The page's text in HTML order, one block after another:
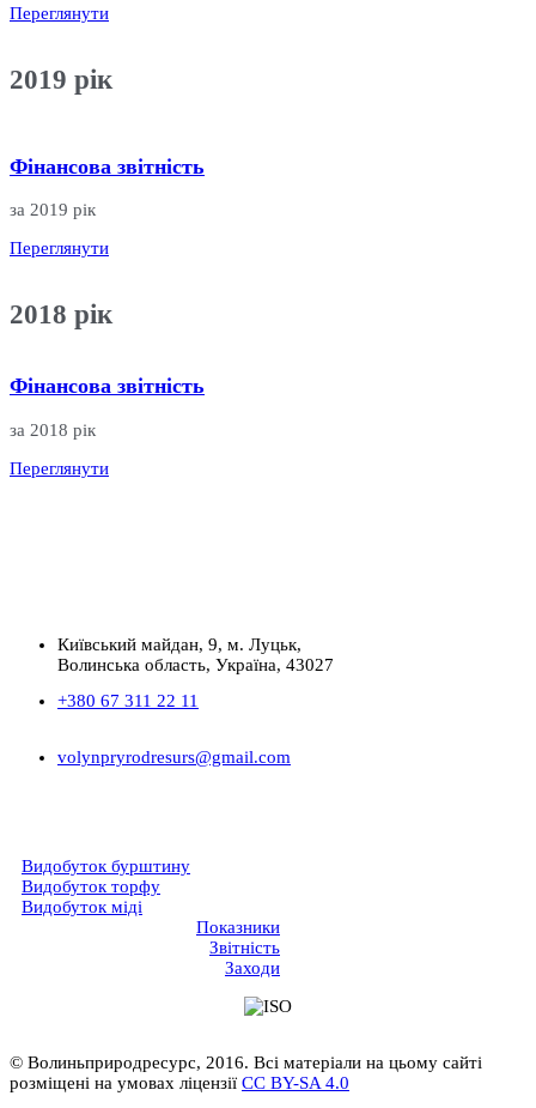
Переглянути
2019 рік
Фінансова звітність
за 2019 рік
Переглянути
2018 рік
Фінансова звітність
за 2018 рік
Переглянути
Київський майдан, 9, м. Луцьк,
Волинська область, Україна, 43027
+380 67 311 22 11
volynpryrodresurs@gmail.com
Видобуток бурштину
Видобуток торфу
Видобуток міді
Показники
Звітність
Заходи
© Волиньприродресурс, 2016. Всі матеріали на цьому сайті
розміщені на умовах ліцензії CC BY-SA 4.0